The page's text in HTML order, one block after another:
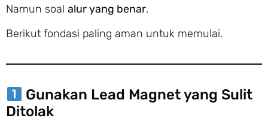
Namun soal alur yang benar.
Berikut fondasi paling aman untuk memulai.
Gunakan Lead Magnet yang Sulit
Ditolak